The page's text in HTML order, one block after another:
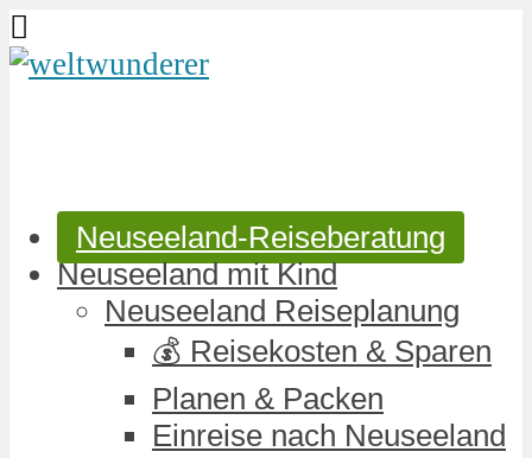
Neuseeland-Reiseberatung
Neuseeland mit Kind
Neuseeland Reiseplanung
💰 Reisekosten & Sparen
Planen & Packen
Einreise nach Neuseeland